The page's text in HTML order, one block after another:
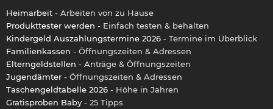
Heimarbeit - Arbeiten von zu Hause
Produkttester werden - Einfach testen & behalten
Kindergeld Auszahlungstermine 2026 - Termine im Überblick
Familienkassen - Öffnungszeiten & Adressen
Elterngeldstellen - Anträge & Öffnungszeiten
Jugendämter - Öffnungszeiten & Adressen
Taschengeldtabelle 2026 - Höhe in Jahren
Gratisproben Baby - 25 Tipps